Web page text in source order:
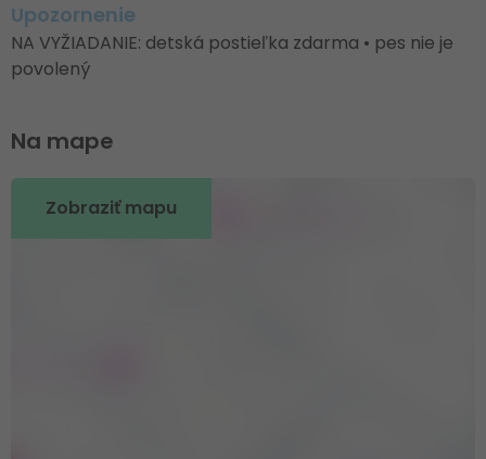
Upozornenie
NA VYŽIADANIE: detská postieľka zdarma • pes nie je
povolený
Na mape
Zobraziť mapu